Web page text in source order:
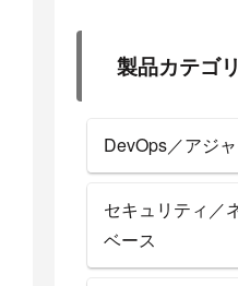
製品カテゴ
DevOps／アジ
セキュリティ／
ベース